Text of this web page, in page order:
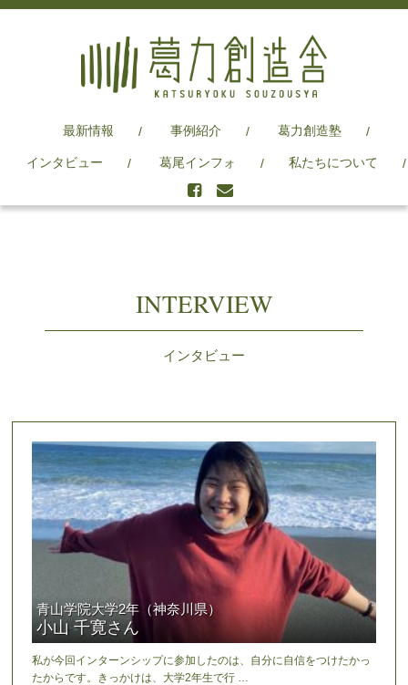
最新情報 事例紹介 葛力創造塾
インタビュー 葛尾インフォ 私たちについて
INTERVIEW
インタビュー
青山学院大学2年（神奈川県）
小山 千寛さん
私が今回インターンシップに参加したのは、自分に自信をつけたかっ
たからです。きっかけは、大学2年生で行 …